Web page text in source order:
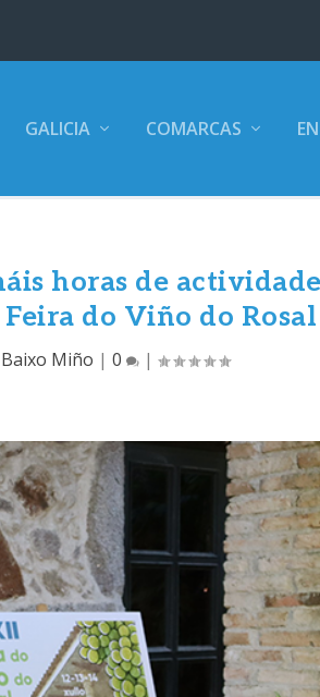
GALICIA COMARCAS
horas de
do Viño do Rosal
Baixo Miño |0 |